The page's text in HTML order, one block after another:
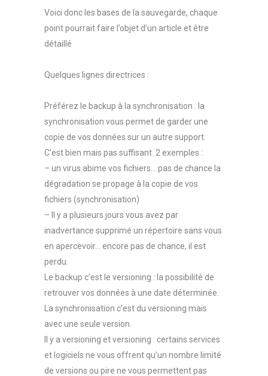
Voici donc les bases de la sauvegarde, chaque
point pourrait faire l’objet d’un article et être
détaillé
Quelques lignes directrices :
Préférez le backup à la synchronisation : la
synchronisation vous permet de garder une
copie de vos données sur un autre support.
C’est bien mais pas suffisant. 2 exemples :
– un virus abime vos fichiers… pas de chance la
dégradation se propage à la copie de vos
fichiers (synchronisation)
– Il y a plusieurs jours vous avez par
inadvertance supprimé un répertoire sans vous
en apercevoir… encore pas de chance, il est
perdu.
Le backup c’est le versioning : la possibilité de
retrouver vos données à une date déterminée.
La synchronisation c’est du versioning mais
avec une seule version.
Il y a versioning et versioning : certains services
et logiciels ne vous offrent qu’un nombre limité
de versions ou pire ne vous permettent pas